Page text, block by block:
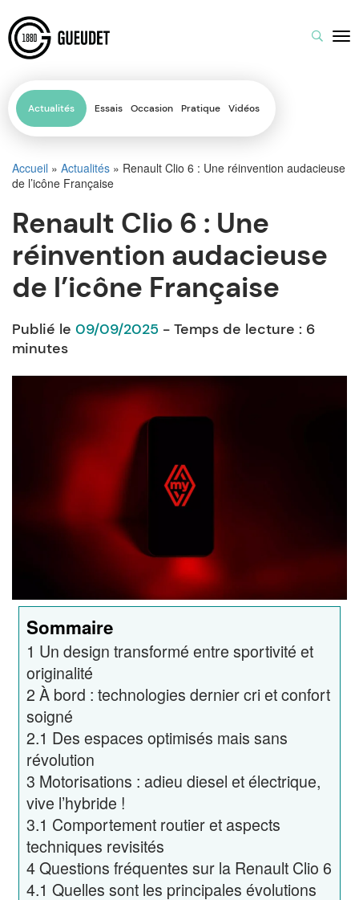
Actualités Essais Occasion Pratique Vidéos
Accueil » Actualités » Renault Clio 6 : Une réinvention audacieuse
de l’icône Française
Renault Clio 6 : Une
réinvention audacieuse
de l’icône Française
Publié le 09/09/2025 - Temps de lecture : 6
minutes
Sommaire
1 Un design transformé entre sportivité et
originalité
2 À bord : technologies dernier cri et confort
soigné
2.1 Des espaces optimisés mais sans
révolution
3 Motorisations : adieu diesel et électrique,
vive l’hybride !
3.1 Comportement routier et aspects
techniques revisités
4Questions fréquentes sur la Renault Clio 6
4.1 Quelles sont les principales évolutions